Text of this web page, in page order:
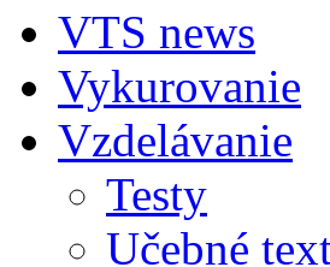
VTS news
Vykurovanie
Vzdelávanie
Testy
Učebné